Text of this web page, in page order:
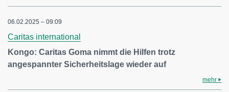
06.02.2025 – 09:09
Caritas international
Kongo: Caritas Goma nimmt die Hilfen trotz
angespannter Sicherheitslage wieder auf
mehr